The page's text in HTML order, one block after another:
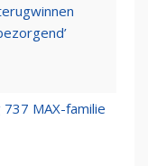
MAX-familie